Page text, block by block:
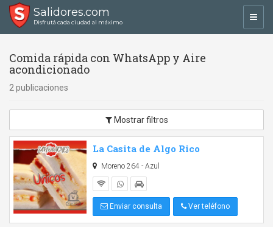
Salidores.com
Disfrutá cada ciudad al máximo
Comida rápida con WhatsApp y Aire
acondicionado
2 publicaciones
Mostrar filtros
La Casita de Algo Rico
Moreno 264 - Azul
Enviar consulta Ver teléfono